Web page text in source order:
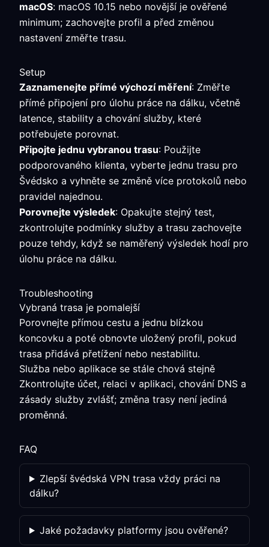
macOS: macOS 10.15 nebo novější je ověřené
minimum; zachovejte profil a před změnou
nastavení změřte trasu.
Setup
Zaznamenejte přímé výchozí měření: Změřte
přímé připojení pro úlohu práce na dálku, včetně
latence, stability a chování služby, které
potřebujete porovnat.
Připojte jednu vybranou trasu: Použijte
podporovaného klienta, vyberte jednu trasu pro
Švédsko a vyhněte se změně více protokolů nebo
pravidel najednou.
Porovnejte výsledek: Opakujte stejný test,
zkontrolujte podmínky služby a trasu zachovejte
pouze tehdy, když se naměřený výsledek hodí pro
úlohu práce na dálku.
Troubleshooting
Vybraná trasa je pomalejší
Porovnejte přímou cestu a jednu blízkou
koncovku a poté obnovte uložený profil, pokud
trasa přidává přetížení nebo nestabilitu.
Služba nebo aplikace se stále chová stejně
Zkontrolujte účet, relaci v aplikaci, chování DNS a
zásady služby zvlášť; změna trasy není jediná
proměnná.
FAQ
Zlepší švédská VPN trasa vždy práci na
dálku?
Jaké požadavky platformy jsou ověřené?